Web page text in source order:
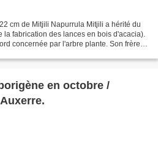
cm de Mitjili Napurrula Mitjili a hérité du
fabrication des lances en bois d'acacia).
concernée par l'arbre plante. Son frère,
en octobre /